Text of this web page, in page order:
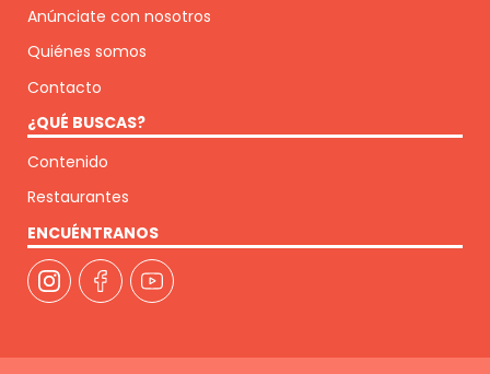
Anúnciate con nosotros
Quiénes somos
Contacto
¿QUÉ BUSCAS?
Contenido
Restaurantes
ENCUÉNTRANOS